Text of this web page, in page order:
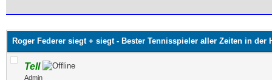
Roger Federer siegt + siegt - Bester Tennisspieler aller Zeiten in der
Tell
Admin